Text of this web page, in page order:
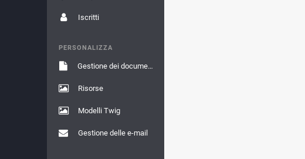
Iscritti
PERSONALIZZA
Gestione dei documenti
Risorse
Modelli Twig
Gestione delle e-mail